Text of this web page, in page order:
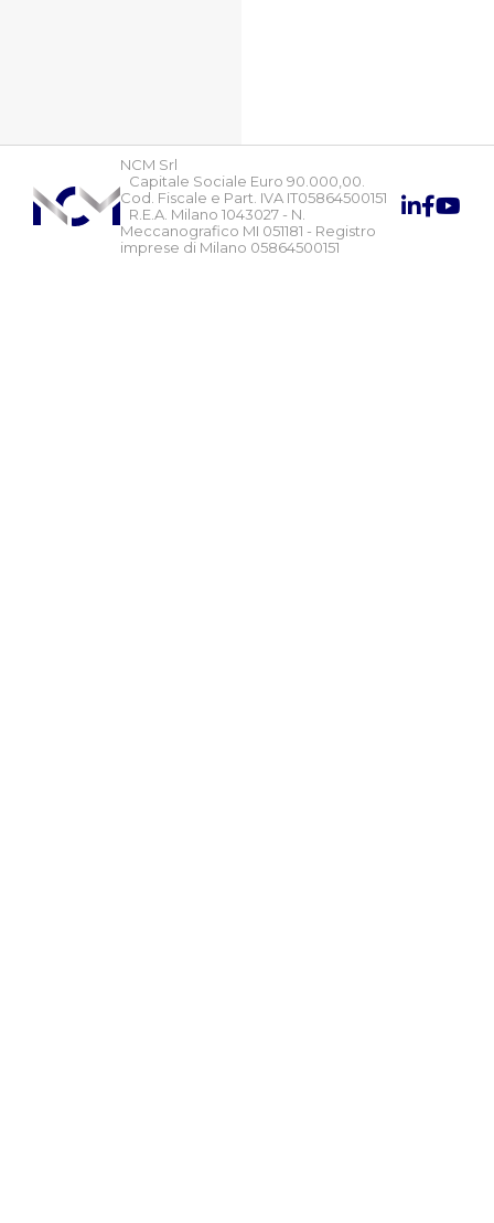
NCM Srl
Capitale Sociale Euro 90.000,00.
Cod. Fiscale e Part. IVA IT05864500151
R.E.A. Milano 1043027 - N.
Meccanografico MI 051181 - Registro
imprese di Milano 05864500151